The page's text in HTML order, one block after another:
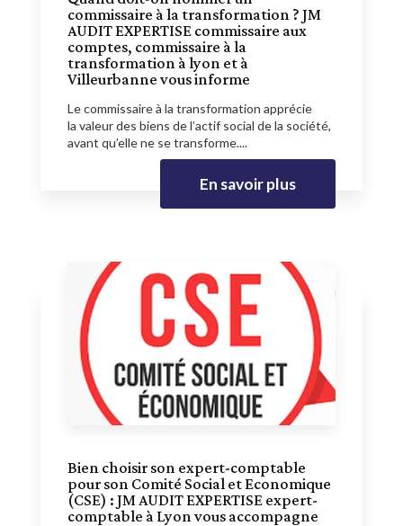
commissaire à la transformation ? JM
AUDIT EXPERTISE commissaire aux
comptes, commissaire à la
transformation à lyon et à
Villeurbanne vous informe
Le commissaire à la transformation apprécie
la valeur des biens de l’actif social de la société,
avant qu’elle ne se transforme....
En savoir plus
Bien choisir son expert-comptable
pour son Comité Social et Economique
(CSE) : JM AUDIT EXPERTISE expert-
comptable à Lyon vous accompagne